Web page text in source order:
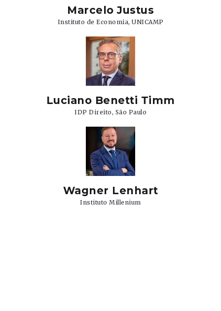
Marcelo Justus
Instituto de Economia, UNICAMP
Luciano Benetti Timm
IDP Direito, São Paulo
Wagner Lenhart
Instituto Millenium